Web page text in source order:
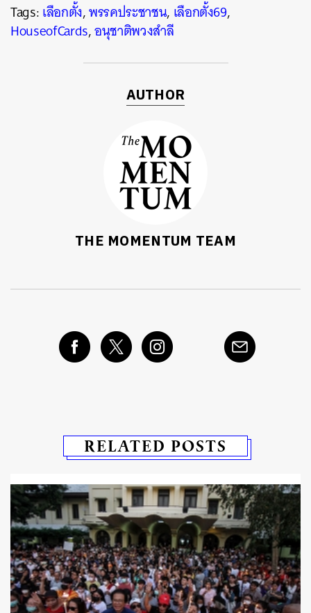
Tags:เลือกตั้ง,พรรคประชาชน, เลือกตั้ง69,
HouseofCards,อนุชาติพวงสำลี
AUTHOR
THE MOMENTUM TEAM
RELATED POSTS